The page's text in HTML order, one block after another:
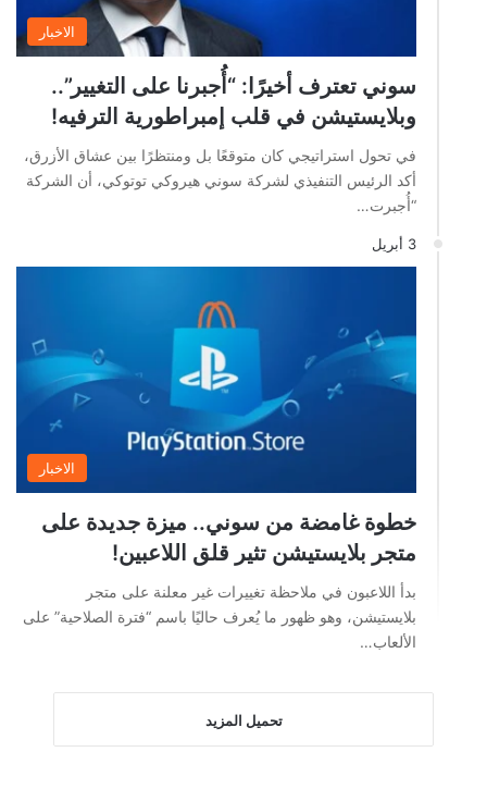
الاخبار
سوني تعترف أخيرًا: “أُجبرنا على التغيير”..
وبلايستيشن في قلب إمبراطورية الترفيه!
في تحول استراتيجي كان متوقعًا بل ومنتظرًا بين عشاق الأزرق،
أكد الرئيس التنفيذي لشركة سوني هيروكي توتوكي، أن الشركة
“أُجبرت…
3 أبريل
الاخبار
خطوة غامضة من سوني.. ميزة جديدة على
متجر بلايستيشن تثير قلق اللاعبين!
بدأ اللاعبون في ملاحظة تغييرات غير معلنة على متجر
بلايستيشن، وهو ظهور ما يُعرف حاليًا باسم “فترة الصلاحية” على
الألعاب…
تحميل المزيد